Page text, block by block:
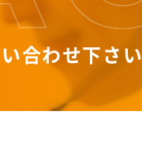
合わせ下さい